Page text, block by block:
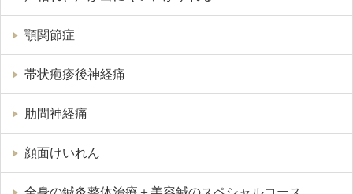
顎関節症
帯状疱疹後神経痛
肋間神経痛
顔面けいれん